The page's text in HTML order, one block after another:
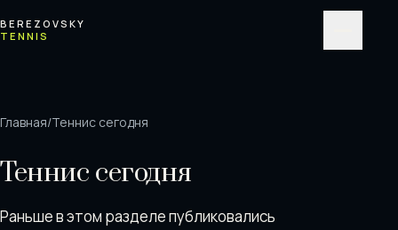
BEREZOVSKY
TENNIS
Главная/Теннис сегодня
Теннис сегодня
Раньше в этом разделе публиковались